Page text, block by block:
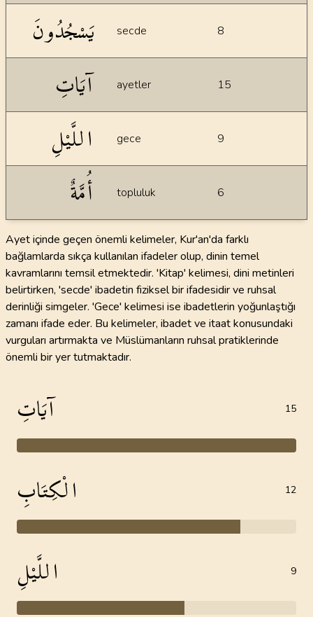
يَسْجُدُونَ secde 8
آيَاتِ ayetler 15
اللَّيْلِ gece 9
أُمَّةٌ topluluk 6
Ayet içinde geçen önemli kelimeler, Kur'an'da farklı
bağlamlarda sıkça kullanılan ifadeler olup, dinin temel
kavramlarını temsil etmektedir. 'Kitap' kelimesi, dini metinleri
belirtirken, 'secde' ibadetin fiziksel bir ifadesidir ve ruhsal
derinliği simgeler. 'Gece' kelimesi ise ibadetlerin yoğunlaştığı
zamanı ifade eder. Bu kelimeler, ibadet ve itaat konusundaki
vurguları artırmakta ve Müslümanların ruhsal pratiklerinde
önemli bir yer tutmaktadır.
آيَاتِ 15
الْكِتَابِ 12
اللَّيْلِ 9